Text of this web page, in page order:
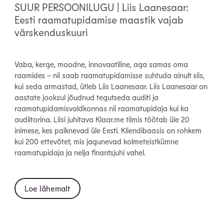
SUUR PERSOONILUGU | Liis Laanesaar:
Eesti raamatupidamise maastik vajab
värskenduskuuri
Vaba, kerge, moodne, innovaatiline, aga samas oma
raamides − nii saab raamatupidamisse suhtuda ainult siis,
kui seda armastad, ütleb Liis Laanesaar. Liis Laanesaar on
aastate jooksul jõudnud tegutseda auditi ja
raamatupidamisvaldkonnas nii raamatupidaja kui ka
audiitorina. Liisi juhitava Klaar.me tiimis töötab üle 20
inimese, kes paiknevad üle Eesti. Kliendibaasis on rohkem
kui 200 ettevõtet, mis jagunevad kolmeteistkümne
raamatupidaja ja nelja finantsjuhi vahel.
Loe lähemalt